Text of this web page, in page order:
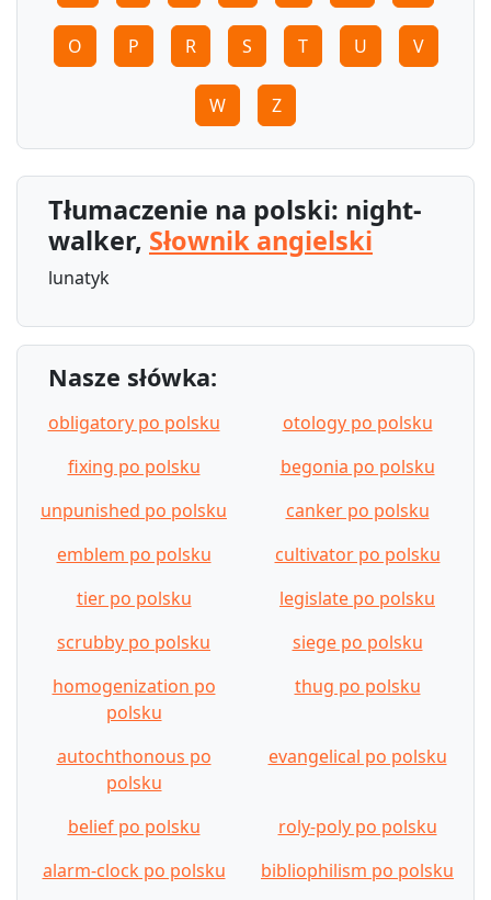
O P R S T U V
W Z
Tłumaczenie na polski: night-
walker, Słownik angielski
lunatyk
Nasze słówka:
obligatory po polsku
otology po polsku
fixing po polsku
begonia po polsku
unpunished po polsku
canker po polsku
emblem po polsku
cultivator po polsku
tier po polsku
legislate po polsku
scrubby po polsku
siege po polsku
homogenization po
polsku
thug po polsku
autochthonous po
polsku
evangelical po polsku
belief po polsku
roly-poly po polsku
alarm-clock po polsku
bibliophilism po polsku